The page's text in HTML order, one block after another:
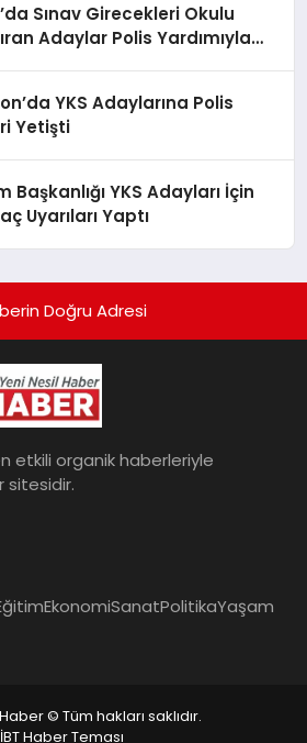
Sınav Girecekleri Okulu
Adaylar Polis Yardımıyla
YKS Adaylarına Polis
Yetişti
Başkanlığı YKS Adayları İçin
Uyarıları Yaptı
Doğru Adresi
etkili organik haberleriyle
sitesidir.
EkonomiSanatPolitikaYaşam
© Tüm hakları saklıdır.
İBT Haber Teması